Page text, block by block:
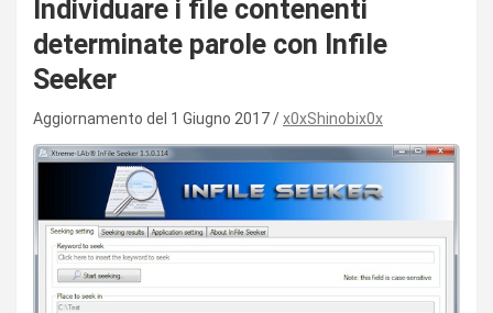
Individuare i file contenenti
determinate parole con Infile
Seeker
Aggiornamento del 1 Giugno 2017 x0xShinobix0x